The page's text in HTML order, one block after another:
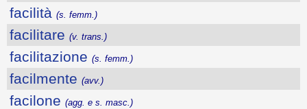
facilità (s. femm.)
facilitare (v. trans.)
facilitazione (s. femm.)
facilmente (avv.)
facilone (agg. e s. masc.)